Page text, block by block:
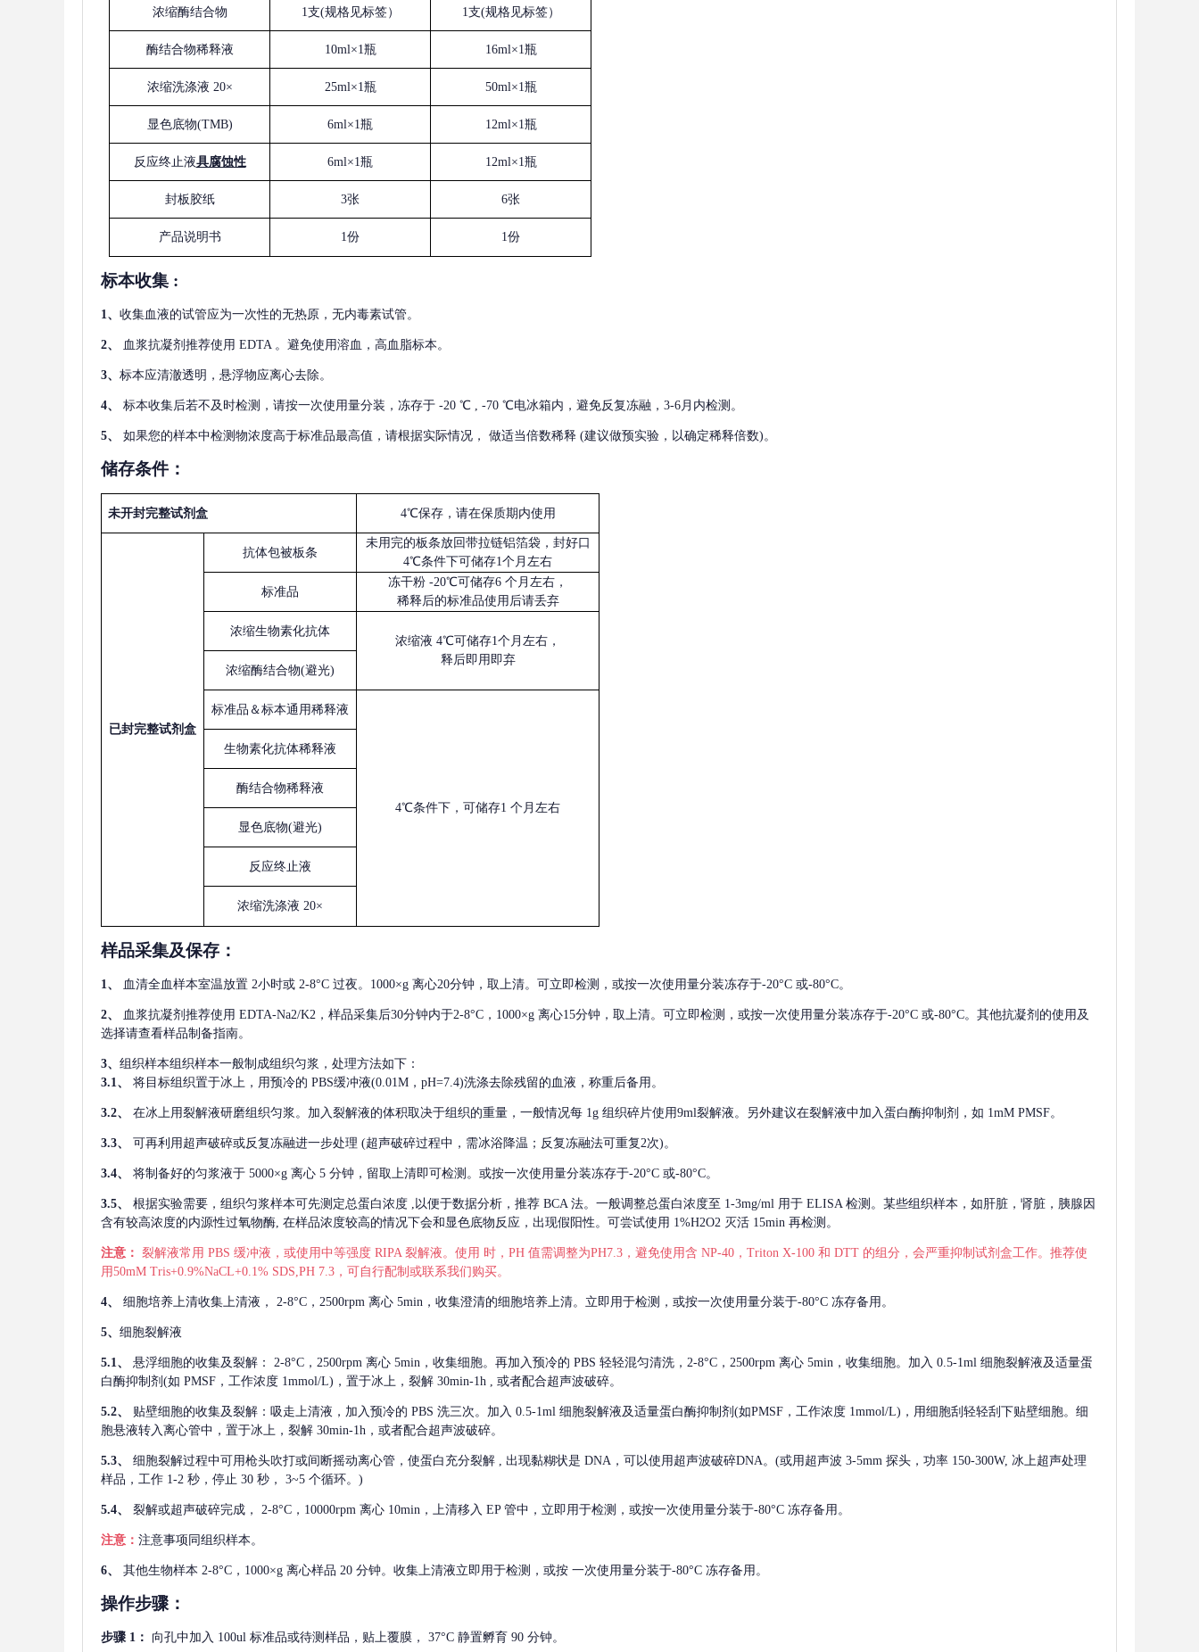
浓缩酶结合物 1支(规格见标签） 1支(规格见标签）
酶结合物稀释液 10ml×1瓶 16ml×1瓶
浓缩洗涤液 20× 25ml×1瓶 50ml×1瓶
显色底物(TMB) 6ml×1瓶 12ml×1瓶
反应终止液具腐蚀性 6ml×1瓶 12ml×1瓶
封板胶纸 3张 6张
产品说明书 1份 1份
标本收集 :
1、 收集血液的试管应为一次性的无热原，无内毒素试管。
2、 血浆抗凝剂推荐使用 EDTA 。避免使用溶血，高血脂标本。
3、 标本应清澈透明，悬浮物应离心去除。
4、 标本收集后若不及时检测，请按一次使用量分装，冻存于 -20 ℃ , -70 ℃电冰箱内，避免反复冻融，3-6月内检测。
5、 如果您的样本中检测物浓度高于标准品最高值，请根据实际情况， 做适当倍数稀释 (建议做预实验，以确定稀释倍数)。
储存条件：
未开封完整试剂盒 4℃保存，请在保质期内使用
已封完整试剂盒
抗体包被板条
未用完的板条放回带拉链铝箔袋，封好口
4℃条件下可储存1个月左右
标准品
冻干粉 -20℃可储存6 个月左右，
稀释后的标准品使用后请丢弃
浓缩生物素化抗体
浓缩液 4℃可储存1个月左右，
释后即用即弃
浓缩酶结合物(避光)
标准品＆标本通用稀释液
4℃条件下，可储存1 个月左右
生物素化抗体稀释液
酶结合物稀释液
显色底物(避光)
反应终止液
浓缩洗涤液 20×
样品采集及保存 ：
1、 血清全血样本室温放置 2小时或 2-8°C 过夜。1000×g 离心20分钟，取上清。可立即检测，或按一次使用量分装冻存于-20°C 或-80°C。
2、 血浆抗凝剂推荐使用 EDTA-Na2/K2，样品采集后30分钟内于2-8°C，1000×g 离心15分钟，取上清。可立即检测，或按一次使用量分装冻存于-20°C 或-80°C。其他抗凝剂的使用及
选择请查看样品制备指南。
3、 组织样本组织样本一般制成组织匀浆，处理方法如下：
3.1、
将目标组织置于冰上，用预冷的 PBS缓冲液(0.01M，pH=7.4)洗涤去除残留的血液，称重后备用。
3.2、 在冰上用裂解液研磨组织匀浆。加入裂解液的体积取决于组织的重量，一般情况每 1g 组织碎片使用9ml裂解液。另外建议在裂解液中加入蛋白酶抑制剂，如 1mM PMSF。
3.3、 可再利用超声破碎或反复冻融进一步处理 (超声破碎过程中，需冰浴降温；反复冻融法可重复2次)。
3.4、 将制备好的匀浆液于 5000×g 离心 5 分钟，留取上清即可检测。或按一次使用量分装冻存于-20°C 或-80°C。
3.5、 根据实验需要，组织匀浆样本可先测定总蛋白浓度 ,以便于数据分析，推荐 BCA 法。一般调整总蛋白浓度至 1-3mg/ml 用于 ELISA 检测。某些组织样本，如肝脏，肾脏，胰腺因
含有较高浓度的内源性过氧物酶, 在样品浓度较高的情况下会和显色底物反应，出现假阳性。可尝试使用 1%H2O2 灭活 15min 再检测。
注意： 裂解液常用 PBS 缓冲液，或使用中等强度 RIPA 裂解液。使用 时，PH 值需调整为PH7.3，避免使用含 NP-40，Triton X-100 和 DTT 的组分，会严重抑制试剂盒工作。推荐使
用50mM Tris+0.9%NaCL+0.1% SDS,PH 7.3，可自行配制或联系我们购买。
4、 细胞培养上清收集上清液， 2-8°C，2500rpm 离心 5min，收集澄清的细胞培养上清。立即用于检测，或按一次使用量分装于-80°C 冻存备用。
5、 细胞裂解液
5.1、 悬浮细胞的收集及裂解：
2-8°C，2500rpm 离心 5min，收集细胞。再加入预冷的 PBS 轻轻混匀清洗，2-8°C，2500rpm 离心 5min，收集细胞。加入 0.5-1ml 细胞裂解液及适量蛋
白酶抑制剂(如 PMSF，工作浓度 1mmol/L)，置于冰上，裂解 30min-1h , 或者配合超声波破碎。
5.2、 贴壁细胞的收集及裂解：吸走上清液，加入预冷的 PBS 洗三次。加入 0.5-1ml 细胞裂解液及适量蛋白酶抑制剂(如PMSF，工作浓度 1mmol/L)，用细胞刮轻轻刮下贴壁细胞。细
胞悬液转入离心管中，置于冰上，裂解 30min-1h，或者配合超声波破碎。
5.3、 细胞裂解过程中可用枪头吹打或间断摇动离心管，使蛋白充分裂解 , 出现黏糊状是 DNA，可以使用超声波破碎DNA。(或用超声波 3-5mm 探头，功率 150-300W, 冰上超声处理
样品，工作 1-2 秒，停止 30 秒， 3~5 个循环。)
5.4、 裂解或超声破碎完成， 2-8°C，10000rpm 离心 10min，上清移入 EP 管中，立即用于检测，或按一次使用量分装于-80°C 冻存备用。
注意： 注意事项同组织样本。
6、 其他生物样本 2-8°C，1000×g 离心样品 20 分钟。收集上清液立即用于检测，或按 一次使用量分装于-80°C 冻存备用。
操作步骤：
步骤 1： 向孔中加入 100ul 标准品或待测样品，贴上覆膜， 37°C 静置孵育 90 分钟。